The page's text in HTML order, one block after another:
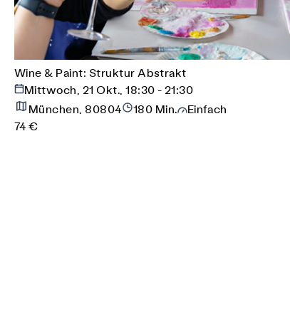
Wine & Paint: Struktur Abstrakt
Mittwoch, 21 Okt., 18:30 - 21:30
München, 80804
180 Min.
Einfach
74 €